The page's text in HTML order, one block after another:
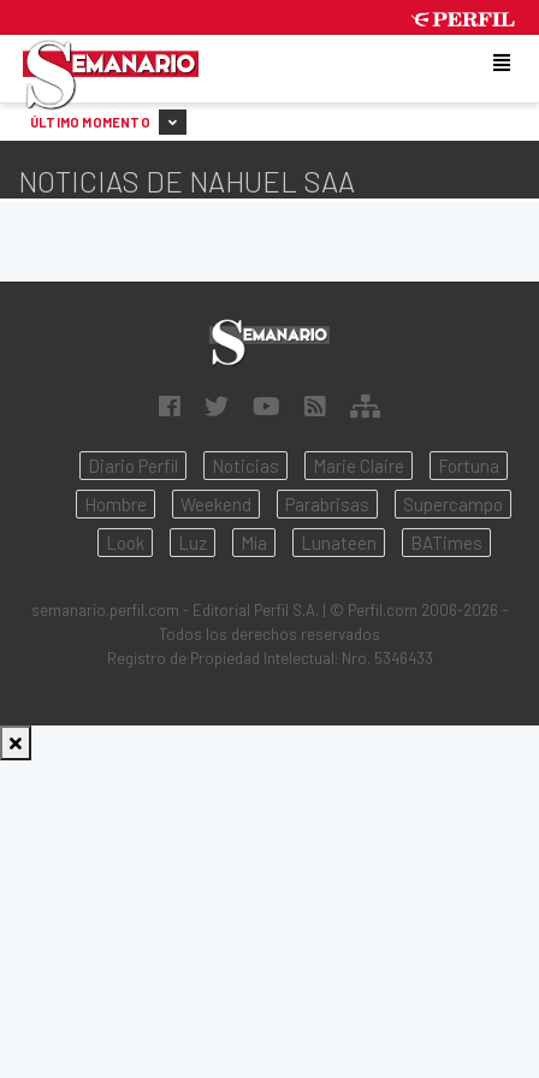
ÚLTIMO MOMENTO
NOTICIAS DE NAHUEL SAA
Diario Perfil Noticias Marie Claire
Fortuna
Hombre
Weekend Parabrisas
Supercampo
Look
Luz Mía Lunateen BATimes
semanario.perfil.com - Editorial Perfil S.A. | © Perfil.com 2006-2026 -
Todos los derechos reservados
Registro de Propiedad Intelectual: Nro. 5346433